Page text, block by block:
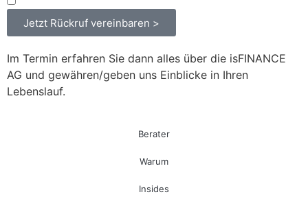
Jetzt Rückruf vereinbaren >
Im Termin erfahren Sie dann alles über die isFINANCE
AG und gewähren/geben uns Einblicke in Ihren
Lebenslauf.
Berater
Warum
Insides